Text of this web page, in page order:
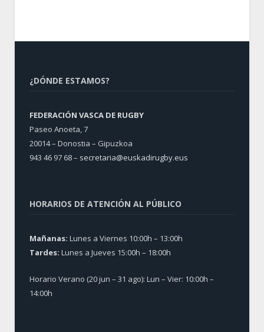
¿DÓNDE ESTAMOS?
FEDERACIÓN VASCA DE RUGBY
Paseo Anoeta, 7
20014 – Donostia – Gipuzkoa
943 46 97 68 – secretaria@euskadirugby.eus
HORARIOS DE ATENCIÓN AL PÚBLICO
Mañanas: Lunes a Viernes 10:00h – 13:00h
Tardes: Lunes a Jueves 15:00h – 18:00h
Horario Verano (20 jun – 31 ago): Lun – Vier: 10:00h –
14:00h